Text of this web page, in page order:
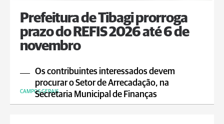
Prefeitura de Tibagi prorroga
prazo do REFIS 2026 até 6 de
novembro
Os contribuintes interessados devem
procurar o Setor de Arrecadação, na
Secretaria Municipal de Finanças
CAMPOS GERAIS